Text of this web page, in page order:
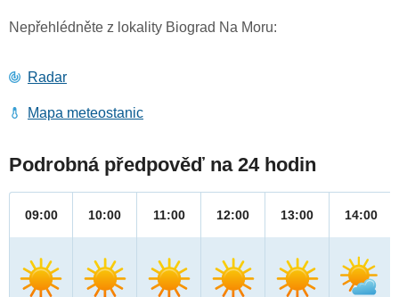
Nepřehlédněte z lokality Biograd Na Moru:
Radar
Mapa meteostanic
Podrobná předpověď na 24 hodin
09:00 10:00 11:00 12:00 13:00 14:00